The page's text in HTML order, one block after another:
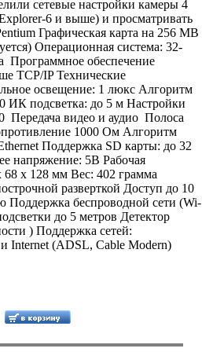
сетевые настройки камеры 4
6 и выше) и просматривать
Графическая карта на 256 MB
Операционная система: 32-
Программное обеспечение
TCP/IP Технические
освещение: 1 люкс Алгоритм
ИК подсветка: до 5 м Настройки
Передача видео и аудио Полоса
1000 Ом Алгоритм
Поддержка SD карты: до 32
напряжение: 5В Рабочая
68 x 128 мм Вес: 402 грамма
разверткой Доступ до 10
Поддержка беспроводной сети (Wi-
до 5 метров Детектор
) Поддержка сетей:
Internet (ADSL, Cable Modern)